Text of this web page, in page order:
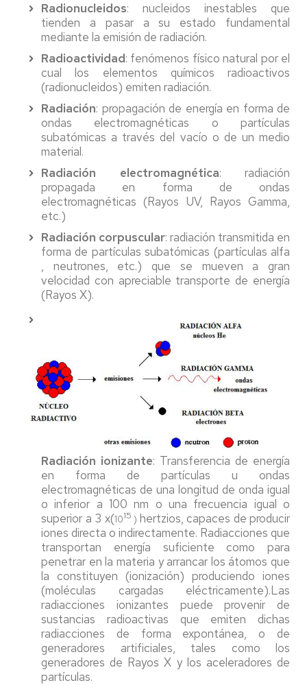
Radionucleidos: nucleidos inestables que
tienden a pasar a su estado fundamental
mediante la emisión de radiación.
Radioactividad: fenómenos físico natural por el
cual los elementos químicos radioactivos
(radionucleidos) emiten radiación.
Radiación: propagación de energía en forma de
ondas electromagnéticas o partículas
subatómicas a través del vacío o de un medio
material.
Radiación electromagnética: radiación
propagada en forma de ondas
electromagnéticas (Rayos UV, Rayos Gamma,
etc.)
Radiación corpuscular: radiación transmitida en
forma de partículas subatómicas (partículas alfa
, neutrones, etc.) que se mueven a gran
velocidad con apreciable transporte de energía
(Rayos X).
Radiación ionizante: Transferencia de energía
en forma de partículas u ondas
electromagnéticas de una longitud de onda igual
o inferior a 100 nm o una frecuencia igual o
superior a 3 x(1015 ) hertzios, capaces de producir
iones directa o indirectamente. Radiacciones que
transportan energía suficiente como para
penetrar en la materia y arrancar los átomos que
la constituyen (ionización) produciendo iones
(moléculas cargadas eléctricamente).Las
radiacciones ionizantes puede provenir de
sustancias radioactivas que emiten dichas
radiacciones de forma expontánea, o de
generadores artificiales, tales como los
generadores de Rayos X y los aceleradores de
partículas.